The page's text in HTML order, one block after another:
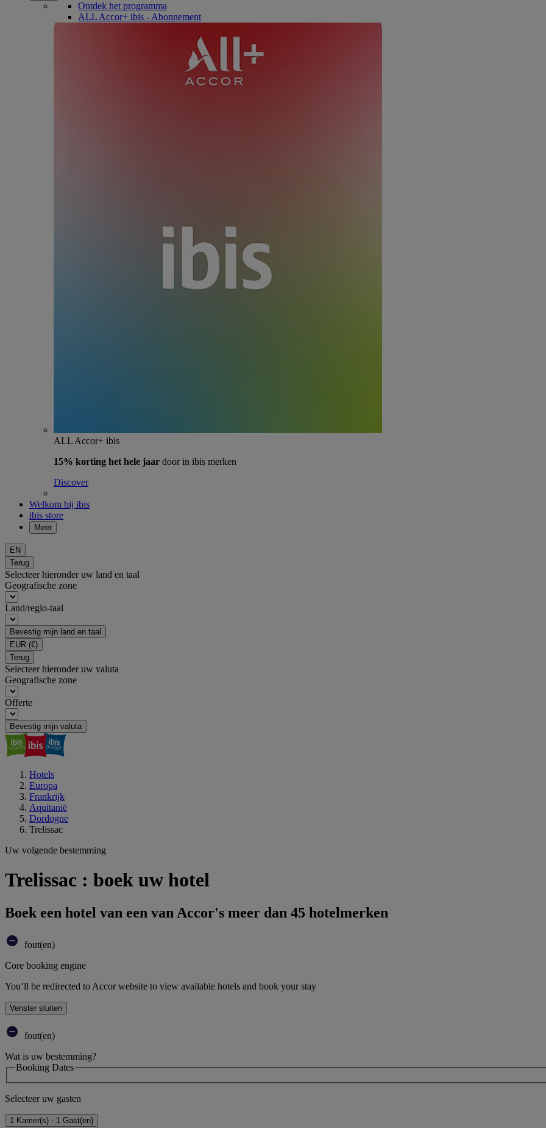
Ontdek het programma
ALL Accor+ ibis - Abonnement
ALL Accor+ ibis
15% korting het hele jaar door in ibis merken
Discover
Welkom bij ibis
ibis store
Meer
EN
Terug
Selecteer hieronder uw land en taal
Geografische zone
Land/regio-taal
Bevestig mijn land en taal
EUR (€)
Terug
Selecteer hieronder uw valuta
Geografische zone
Offerte
Bevestig mijn valuta
Hotels
Europa
Frankrijk
Aquitanië
Dordogne
Trelissac
Uw volgende bestemming
Trelissac : boek uw hotel
Boek een hotel van een van Accor's meer dan 45 hotelmerken
fout(en)
Core booking engine
You’ll be redirected to Accor website to view available hotels and book your stay
Venster sluiten
fout(en)
Wat is uw bestemming?
Booking Dates
Selecteer uw gasten
1 Kamer(s) - 1 Gast(en)